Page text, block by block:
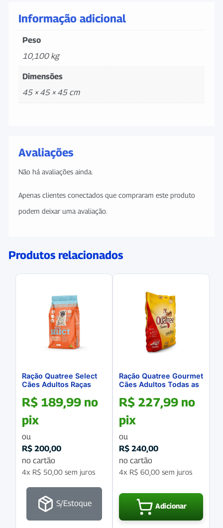
Informação adicional
Peso
10,100 kg
Dimensões
45 × 45 × 45 cm
Avaliações
Não há avaliações ainda.
Apenas clientes conectados que compraram este produto
podem deixar uma avaliação.
Produtos relacionados
Ração Quatree Select
Cães Adultos Raças
R$ 189,99 no
pix
ou
R$ 200,00
no cartão
4x R$ 50,00 sem juros
S/Estoque
Ração Quatree Gourmet
Cães Adultos Todas as
20Kg
R$ 227,99 no
pix
ou
R$ 240,00
no cartão
4x R$ 60,00 sem juros
Adicionar